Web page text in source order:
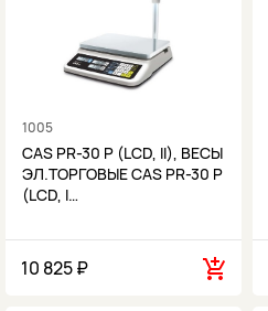
1005
CAS PR-30 P (LCD, II), ВЕСЫ
ЭЛ.ТОРГОВЫЕ CAS PR-30 P
(LCD, I…
10 825 ₽